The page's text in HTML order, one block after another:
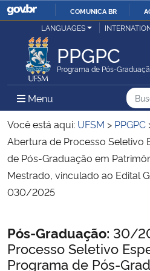
IR
COMUNICA BR
Ministério da Justiça e Segurança Pública
Ministério da Defesa
Ministério das Relações Exteriores
Ministério da Economia
Ministério da Educação
LANGUAGES
PPGPC
Programa de Pós-
Menu Menu Principal do
Você está aqui: UFSM > PPGPC
Abertura de Processo Seletivo
de Pós-Graduação em
Mestrado, vinculado ao Edital
030/2025
Início do conteúdo
Pós-Graduação: 30/
Processo Seletivo
Programa de Pós-